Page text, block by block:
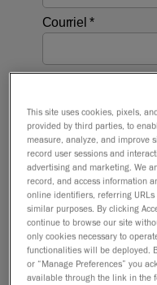
This site uses cookies, pixels,
provided by third parties, to
measure, analyze, and improve
record user sessions and
advertising and marketing. We
record, and access information
online identifiers, referring
similar purposes. By clicking
continue to browse our site
only cookies necessary to
functionalities will be deployed.
or “Manage Preferences” you
available through the link in the